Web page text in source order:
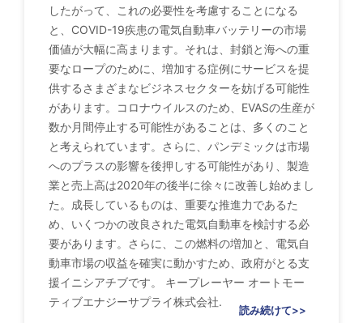
したがって、これの必要性を考慮することになる
と、COVID-19疾患の電気自動車バッテリーの市場
価値が大幅に高まります。それは、封鎖と海への重
要なロープのために、増加する症例にサービスを提
供するさまざまなビジネスセクターを妨げる可能性
があります。コロナウイルスのため、EVASの生産が
数か月間停止する可能性があることは、多くのこと
と考えられています。さらに、パンデミックは市場
へのプラスの影響を後押しする可能性があり、製造
業と売上高は2020年の後半に徐々に改善し始めまし
た。成長しているものは、重要な推進力であるた
め、いくつかの改良された電気自動車を検討する必
要があります。さらに、この燃料の増加と、電気自
動車市場の収益を確実に動かすため、政府がとる支
援イニシアチブです。 キープレーヤー オートモー
ティブエナジーサプライ株式会社.
読み続けて>>